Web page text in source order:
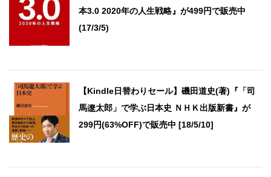
本3.0 2020年の人生戦略』が499円で販売中
(17/3/5)
【Kindle日替わりセール】磯田道史(著)『「司
馬遼太郎」で学ぶ日本史 ＮＨＫ出版新書』が
299円(63%OFF)で販売中 [18/5/10]